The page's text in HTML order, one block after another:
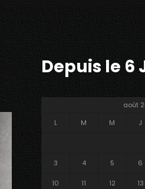
Depuis le 6
août
L
M M J
3 4 5 6
10 11 12 13